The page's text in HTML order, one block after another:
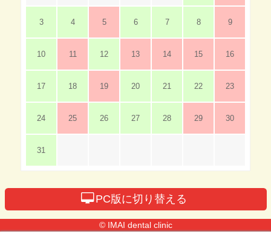
3 4 5 6 7 8 9
10 11 12 13 14 15 16
17 18 19 20 21 22 23
24 25 26 27 28 29 30
31
PC版に切り替える
© IMAI dental clinic